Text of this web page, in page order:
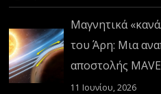
Μαγνητικά
του Άρη: Μια
αποστολής
11 Ιουνίου, 2026